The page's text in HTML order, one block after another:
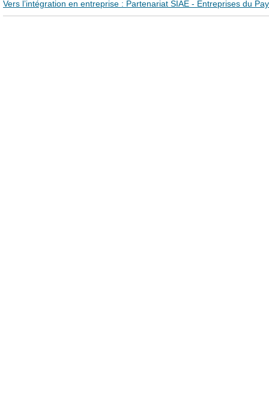
Vers l’intégration en entreprise : Partenariat SIAE - Entreprises du